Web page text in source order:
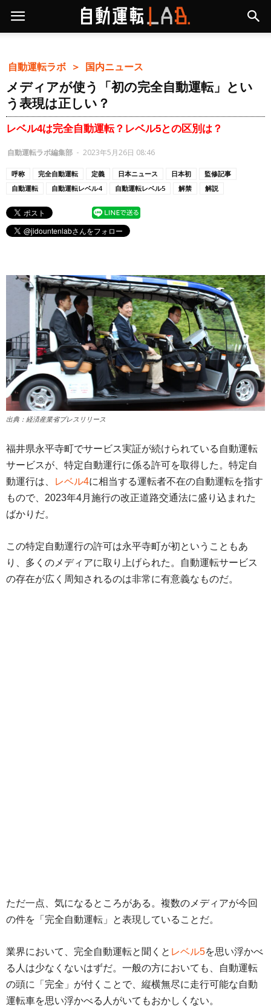
自動運転ラボ ＞ 国内ニュース
メディアが使う「初の完全自動運転」とい
う表現は正しい？
レベル4は完全自動運転？レベル5との区別は？
自動運転ラボ編集部 - 2023年5月26日 08:46
呼称 完全自動運転 定義 日本ニュース 日本初
監修記事
自動運転
自動運転レベル4 自動運転レベル5 解禁 解説
出典：経済産業省プレスリリース
福井県永平寺町でサービス実証が続けられている自動運転
サービスが、特定自動運行に係る許可を取得した。特定自
動運行は、
レベル4に相当する運転者不在の自動運転を指す
もので、2023年4月施行の改正道路交通法に盛り込まれた
ばかりだ。
この特定自動運行の許可は永平寺町が初ということもあ
り、多くのメディアに取り上げられた。自動運転サービス
の存在が広く周知されるのは非常に有意義なものだ。
ただ一点、気になるところがある。複数のメディアが今回
の件を「完全自動運転」と表現していることだ。
業界において、完全自動運転と聞くと レベル5を思い浮かべ
る人は少なくないはずだ。一般の方においても、自動運転
の頭に「完全」が付くことで、縦横無尽に走行可能な自動
運転車を思い浮かべる人がいてもおかしくない。